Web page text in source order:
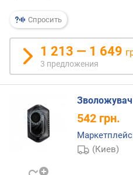
р
н
с
о
т
д
е
Спросить
1 213 — 1 649
3 предложения
Зволожувач
542 грн.
(Киев)